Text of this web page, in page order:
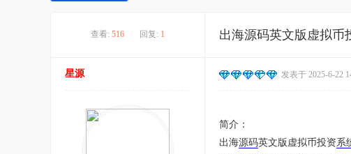
查看: 516 回复: 1 出海源码英文版虚拟币
星源 发表于 2025-6-22
简介：
出海源码英文版虚拟币投资系